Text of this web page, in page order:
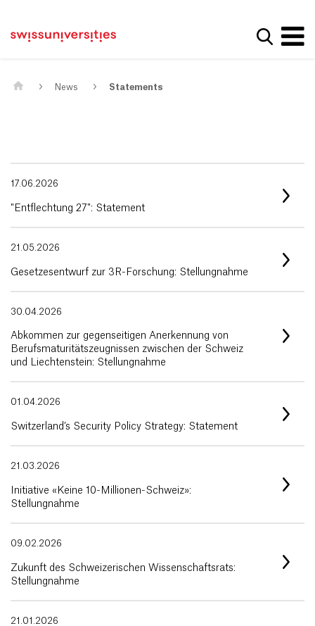
Main Navigation
Content
Meta Navigation
Show
News Statements
17.06.2026
"Entflechtung 27": Statement
21.05.2026
Gesetzesentwurf zur 3R-Forschung: Stellungnahme
30.04.2026
Abkommen zur gegenseitigen Anerkennung von
Berufsmaturitätszeugnissen zwischen der Schweiz
und Liechtenstein: Stellungnahme
01.04.2026
Switzerland’s Security Policy Strategy: Statement
21.03.2026
Initiative «Keine 10-Millionen-Schweiz»:
Stellungnahme
09.02.2026
Zukunft des Schweizerischen Wissenschaftsrats:
Stellungnahme
21.01.2026